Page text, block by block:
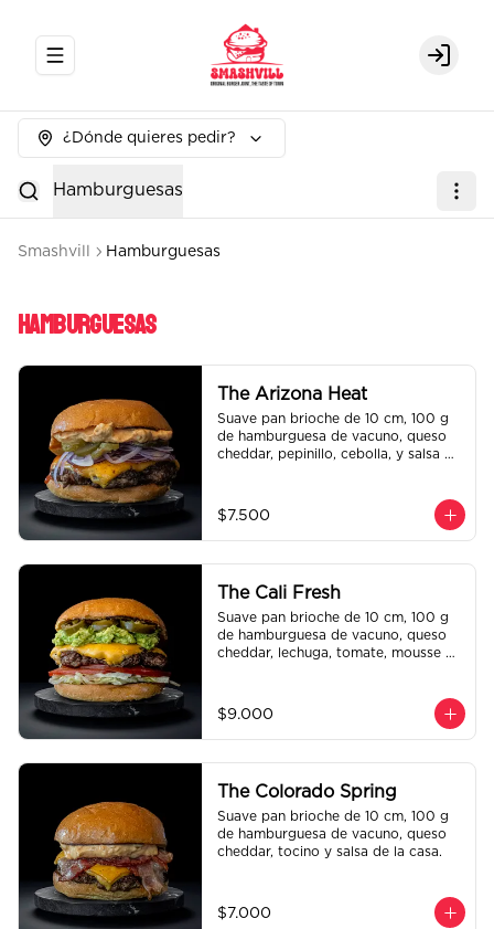
Abrir menu de navegación Login
¿Dónde quieres pedir?
Hamburguesas
Smashvill Hamburguesas
Hamburguesas
The Arizona Heat
Suave pan brioche de 10 cm, 100 g
de hamburguesa de vacuno, queso
cheddar, pepinillo, cebolla, y salsa de
$7.500
The Cali Fresh
Suave pan brioche de 10 cm, 100 g
de hamburguesa de vacuno, queso
cheddar, lechuga, tomate, mousse de
$9.000
The Colorado Spring
Suave pan brioche de 10 cm, 100 g
de hamburguesa de vacuno, queso
cheddar, tocino y salsa de la casa.
$7.000